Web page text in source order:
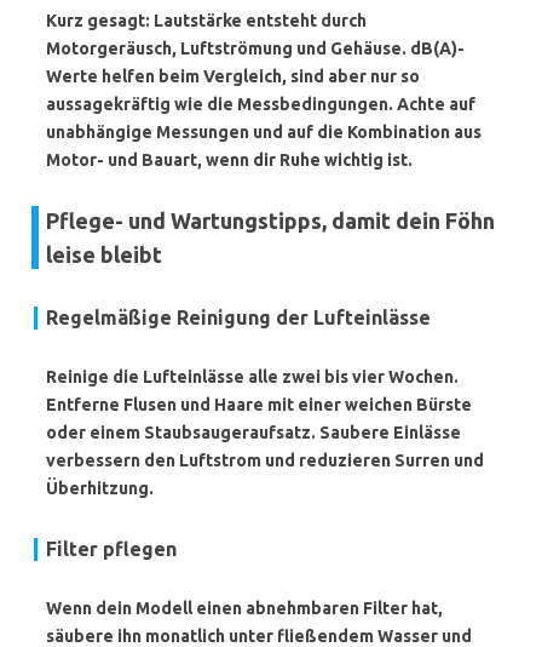
Kurz gesagt: Lautstärke entsteht durch
Motorgeräusch, Luftströmung und Gehäuse. dB(A)-
Werte helfen beim Vergleich, sind aber nur so
aussagekräftig wie die Messbedingungen. Achte auf
unabhängige Messungen und auf die Kombination aus
Motor- und Bauart, wenn dir Ruhe wichtig ist.
Pflege- und Wartungstipps, damit dein Föhn
leise bleibt
Regelmäßige Reinigung der Lufteinlässe
Reinige die Lufteinlässe alle zwei bis vier Wochen.
Entferne Flusen und Haare mit einer weichen Bürste
oder einem Staubsaugeraufsatz. Saubere Einlässe
verbessern den Luftstrom und reduzieren Surren und
Überhitzung.
Filter pflegen
Wenn dein Modell einen abnehmbaren Filter hat,
säubere ihn monatlich unter fließendem Wasser und